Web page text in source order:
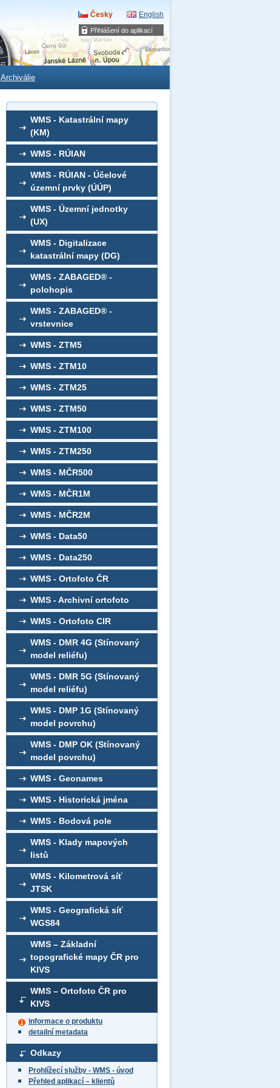
Přihlášení do aplikací
Česky English
Archiválie
WMS - Katastrální mapy
(KM)
WMS - RÚIAN
WMS - RÚIAN - Účelové
územní prvky (ÚÚP)
WMS - Územní jednotky
(UX)
WMS - Digitalizace
katastrální mapy (DG)
WMS - ZABAGED® -
polohopis
WMS - ZABAGED® -
vrstevnice
WMS - ZTM5
WMS - ZTM10
WMS - ZTM25
WMS - ZTM50
WMS - ZTM100
WMS - ZTM250
WMS - MČR500
WMS - MČR1M
WMS - MČR2M
WMS - Data50
WMS - Data250
WMS - Ortofoto ČR
WMS - Archivní ortofoto
WMS - Ortofoto CIR
WMS - DMR 4G (Stínovaný
model reliéfu)
WMS - DMR 5G (Stínovaný
model reliéfu)
WMS - DMP 1G (Stínovaný
model povrchu)
WMS - DMP OK (Stínovaný
model povrchu)
WMS - Geonames
WMS - Historická jména
WMS - Bodová pole
WMS - Klady mapových
listů
WMS - Kilometrová síť
JTSK
WMS - Geografická síť
WGS84
WMS – Základní
topografické mapy ČR pro
KIVS
WMS – Ortofoto ČR pro
KIVS
informace o produktu
detailní metadata
Odkazy
Prohlížecí služby - WMS - úvod
Přehled aplikací – klientů